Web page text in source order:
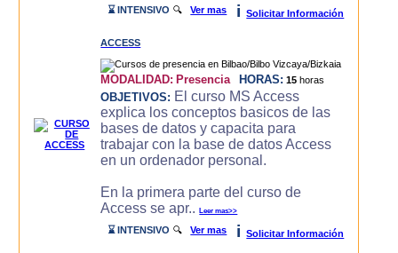
⌛ INTENSIVO 🔍Ver mas i Solicitar Información
ACCESS
MODALIDAD: Presencia HORAS: 15 horas
OBJETIVOS: El curso MS Access
explica los conceptos basicos de las
bases de datos y capacita para
trabajar con la base de datos Access
en un ordenador personal.
En la primera parte del curso de
Access se apr..Leer mas>>
⌛ INTENSIVO 🔍Ver mas i Solicitar Información